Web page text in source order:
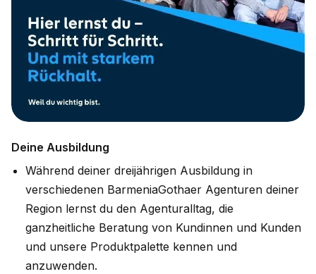
Deine Ausbildung
Während deiner dreijährigen Ausbildung in
verschiedenen BarmeniaGothaer Agenturen deiner
Region lernst du den Agenturalltag, die
ganzheitliche Beratung von Kundinnen und Kunden
und unsere Produktpalette kennen und
anzuwenden.